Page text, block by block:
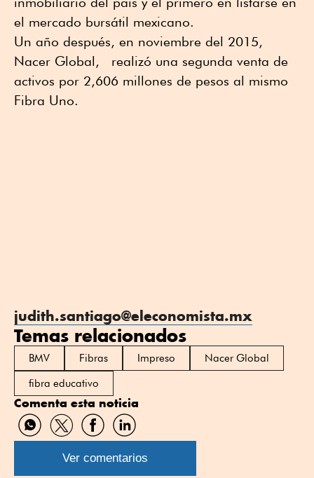
el mercado bursátil mexicano.
Un año después, en noviembre del 2015,
Nacer Global, realizó una segunda venta de
activos por 2,606 millones de pesos al mismo
Fibra Uno.
judith.santiago@eleconomista.mx
Temas relacionados
BMV Fibras Impreso
Nacer Global
fibra educativo
Comenta esta noticia
Compartir
por
WhatsApp
Compartir
por
Twitter
Compartir
por
Facebook
Compartir
por
Linkedin
Ver comentarios